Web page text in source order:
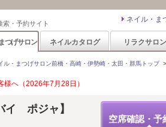
・予約サイト ネイル・ま
つげサロン ネイルカタログ リラクサロン
ル・まつげサロン前橋・高崎・伊勢崎・太田・群馬トップ
へ（2026年7月28日）
空席確認・予
イ ポジャ】